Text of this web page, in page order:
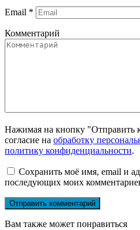
Email *
Комментарий
Нажимая на кнопку "Отправить
согласие на обработку
политику конфиденциальности.
Сохранить моё имя, email и
последующих моих
Вам также может понравиться